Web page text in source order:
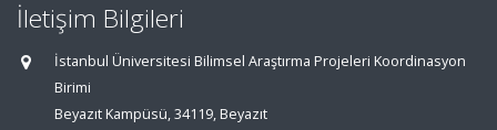
İletişim Bilgileri
İstanbul Üniversitesi Bilimsel Araştırma Projeleri Koordinasyon
Birimi
Beyazıt Kampüsü, 34119, Beyazıt